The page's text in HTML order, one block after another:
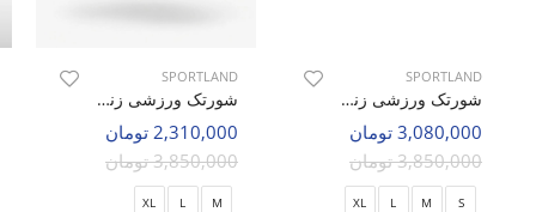
SPORTLAND
شورتک ورزشی زنانه اسپورتلند Pulse Fit W
3,080,000 تومان
3,850,000 تومان
S
M
L
XL
SPORTLAND
شورتک ورزشی زنانه اسپورتلند SHIFT Motion W
2,310,000 تومان
3,850,000 تومان
M
L
XL